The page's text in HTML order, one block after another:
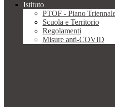
Istituto
PTOF - Piano
Scuola e Territorio
Regolamenti
Misure anti-COVID